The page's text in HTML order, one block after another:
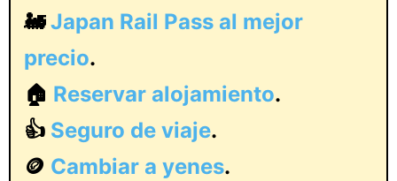
🚂Japan Rail Pass al mejor
precio.
🏠 Reservar alojamiento.
👍 Seguro de viaje.
🪙 Cambiar a yenes.